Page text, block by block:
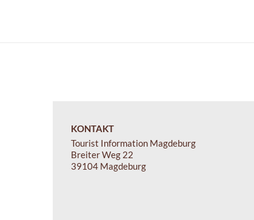
KONTAKT
Tourist Information Magdeburg
Breiter Weg 22
39104 Magdeburg